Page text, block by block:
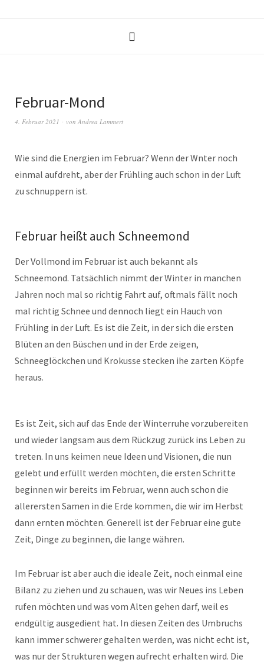
Februar-Mond
4. Februar 2021 von Andrea Lammert
Wie sind die Energien im Februar? Wenn der Wnter noch
einmal aufdreht, aber der Frühling auch schon in der Luft
zu schnuppern ist.
Februar heißt auch Schneemond
Der Vollmond im Februar ist auch bekannt als
Schneemond. Tatsächlich nimmt der Winter in manchen
Jahren noch mal so richtig Fahrt auf, oftmals fällt noch
mal richtig Schnee und dennoch liegt ein Hauch von
Frühling in der Luft. Es ist die Zeit, in der sich die ersten
Blüten an den Büschen und in der Erde zeigen,
Schneeglöckchen und Krokusse stecken ihe zarten Köpfe
heraus.
Es ist Zeit, sich auf das Ende der Winterruhe vorzubereiten
und wieder langsam aus dem Rückzug zurück ins Leben zu
treten. In uns keimen neue Ideen und Visionen, die nun
gelebt und erfüllt werden möchten, die ersten Schritte
beginnen wir bereits im Februar, wenn auch schon die
allerersten Samen in die Erde kommen, die wir im Herbst
dann ernten möchten. Generell ist der Februar eine gute
Zeit, Dinge zu beginnen, die lange währen.
Im Februar ist aber auch die ideale Zeit, noch einmal eine
Bilanz zu ziehen und zu schauen, was wir Neues ins Leben
rufen möchten und was vom Alten gehen darf, weil es
endgültig ausgedient hat. In diesen Zeiten des Umbruchs
kann immer schwerer gehalten werden, was nicht echt ist,
was nur der Strukturen wegen aufrecht erhalten wird. Die